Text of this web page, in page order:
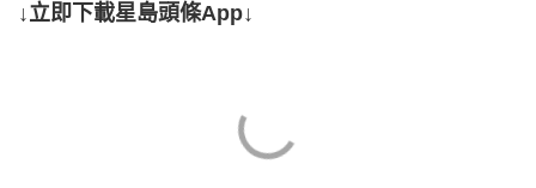
↓立即下載星島頭條App↓